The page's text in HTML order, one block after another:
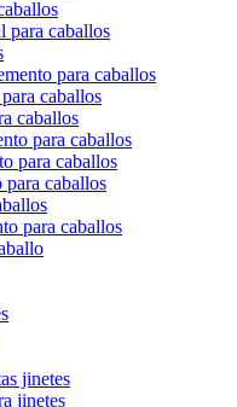
para caballos
para caballos
caballos
caballos
para caballos
para caballos
caballos
para caballos
jinetes
jinetes